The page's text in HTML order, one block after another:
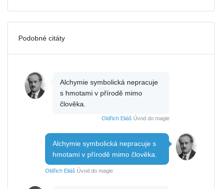
Podobné citáty
Alchymie symbolická nepracuje
s hmotami v přírodě mimo
člověka.
Oldřich Eliáš Úvod do magie
Alchymie symbolická nepracuje s
hmotami v přírodě mimo člověka.
Oldřich Eliáš Úvod do magie